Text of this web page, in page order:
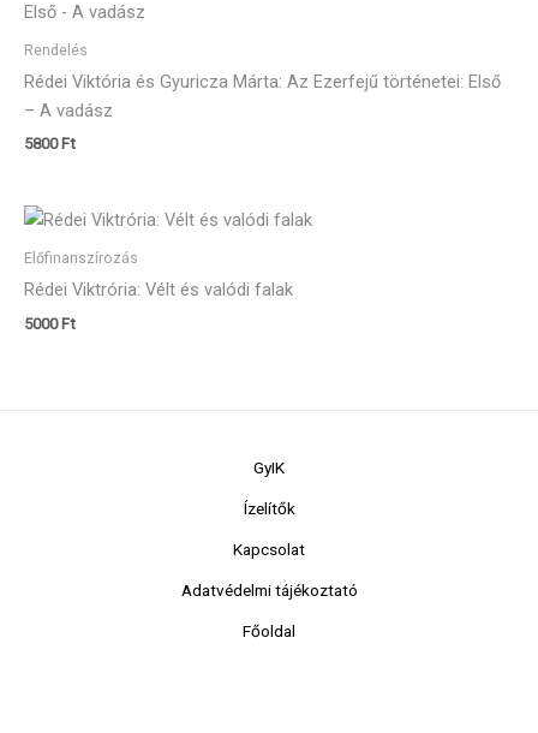
Rendelés
Rédei Viktória és Gyuricza Márta: Az Ezerfejű történetei: Első
– A vadász
5800 Ft
Előfinanszírozás
Rédei Viktrória: Vélt és valódi falak
5000Ft
GyIK
Ízelítők
Kapcsolat
Adatvédelmi tájékoztató
Főoldal